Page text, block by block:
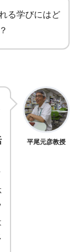
る学びにはど
平尾元彦教授